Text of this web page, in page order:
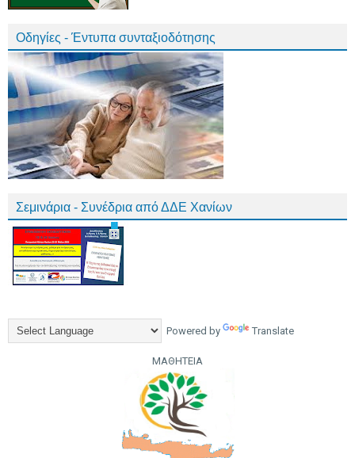
Οδηγίες - Έντυπα συνταξιοδότησης
Σεμινάρια - Συνέδρια από ΔΔΕ Χανίων
Powered by Translate
ΜΑΘΗΤΕΙΑ